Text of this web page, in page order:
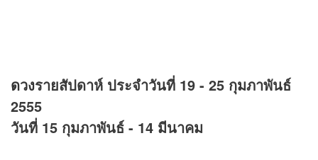
ดวงรายสัปดาห์ ประจำวันที่ 19 - 25 กุมภาพันธ์
2555
วันที่ 15 กุมภาพันธ์ - 14 มีนาคม